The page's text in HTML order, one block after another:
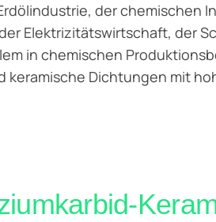
der chemischen
Elektrizitätswirtschaft, der
in chemischen
Dichtungen mit